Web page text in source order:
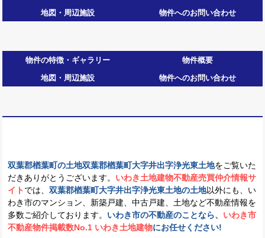
地図・周辺施設
物件へのお問い合わせ
物件の特徴・ギャラリー
物件概要
地図・周辺施設
物件へのお問い合わせ
双葉郡楢葉町の土地双葉郡楢葉町大字井出字浄光東土地をご覧いた
だきありがとうございます。 いわき土地建物不動産売買仲介情報サ
イト では、双葉郡楢葉町大字井出字浄光東土地の土地以外にも、い
わき市のマンション、新築戸建、中古戸建、土地など不動産情報を
多数ご紹介しております。 いわき市の不動産のことなら、 いわき市
不動産物件掲載数No.1 いわき土地建物にお任せください!